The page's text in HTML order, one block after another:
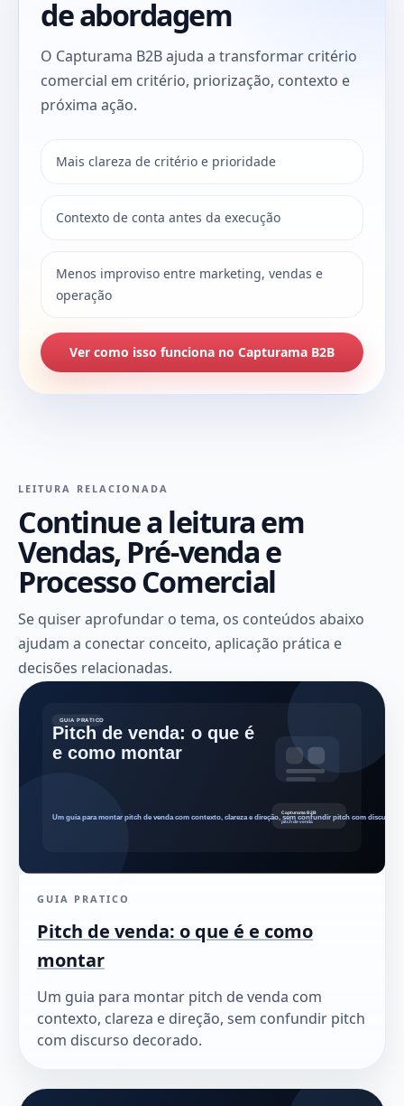
de abordagem
O Capturama B2B ajuda a transformar critério
comercial em critério, priorização, contexto e
próxima ação.
Mais clareza de critério e prioridade
Contexto de conta antes da execução
Menos improviso entre marketing, vendas e
operação
Ver como isso funciona no Capturama B2B
LEITURA RELACIONADA
Continue a leitura em
Vendas, Pré-venda e
Processo Comercial
Se quiser aprofundar o tema, os conteúdos abaixo
ajudam a conectar conceito, aplicação prática e
decisões relacionadas.
GUIA PRATICO
Pitch de venda: o que é e como
montar
Um guia para montar pitch de venda com
contexto, clareza e direção, sem confundir pitch
com discurso decorado.